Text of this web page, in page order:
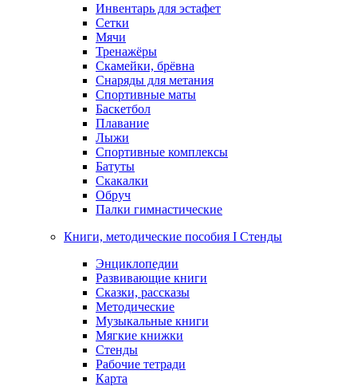
Инвентарь для эстафет
Сетки
Мячи
Тренажёры
Скамейки, брёвна
Снаряды для метания
Спортивные маты
Баскетбол
Плавание
Лыжи
Спортивные комплексы
Батуты
Скакалки
Обруч
Палки гимнастические
Книги, методические пособия I Стенды
Энциклопедии
Развивающие книги
Сказки, рассказы
Методические
Музыкальные книги
Мягкие книжки
Стенды
Рабочие тетради
Карта